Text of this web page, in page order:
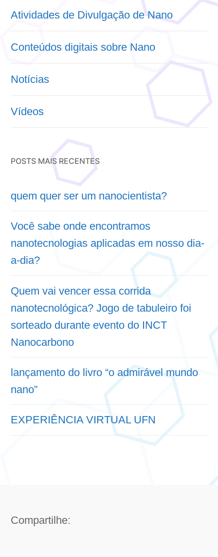
Atividades de Divulgação de Nano
Conteúdos digitais sobre Nano
Notícias
Vídeos
POSTS MAIS RECENTES
quem quer ser um nanocientista?
Você sabe onde encontramos
nanotecnologias aplicadas em nosso dia-
a-dia?
Quem vai vencer essa corrida
nanotecnológica? Jogo de tabuleiro foi
sorteado durante evento do INCT
Nanocarbono
lançamento do livro “o admirável mundo
nano”
EXPERIÊNCIA VIRTUAL UFN
Compartilhe: